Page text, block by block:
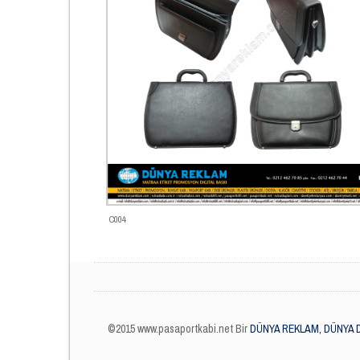
C004
©2015 www.pasaportkabi.net BirDÜNYA REKLAM,